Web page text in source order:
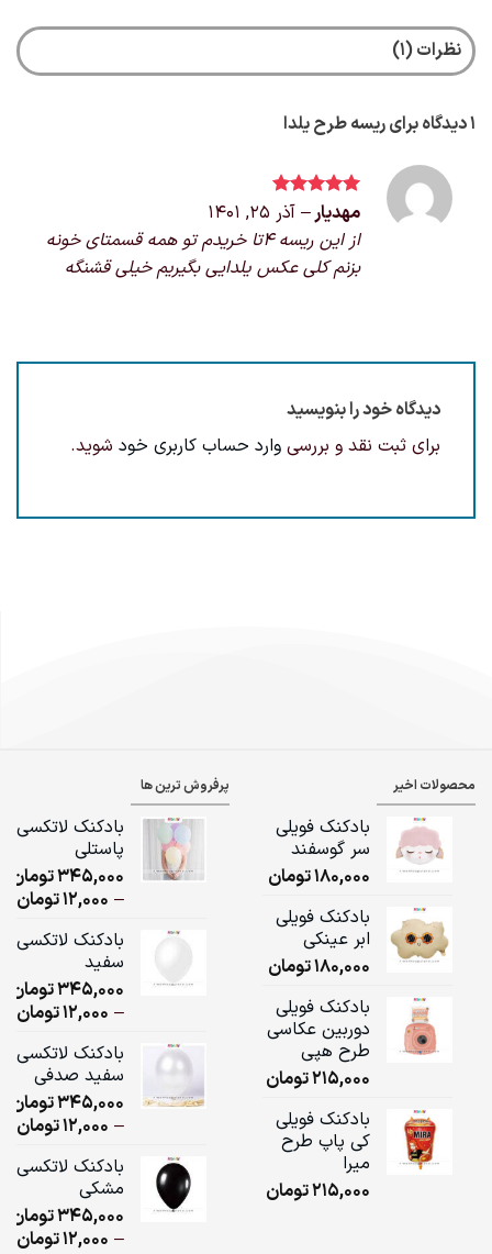
نظرات (1)
1 دیدگاه برای ریسه طرح یلدا
نمره5از مهدیار– آذر 25, 1401
از این ریسه ۴تا خریدم تو همه قسمتای خونه
بزنم کلی عکس یلدایی بگیریم خیلی قشنگه
دیدگاه خود را بنویسید
برای ثبت نقد و بررسی وارد حساب کاربری خود شوید.
محصولات اخیر
بادکنک فویلی
سر گوسفند
180,000تومان
بادکنک فویلی
ابر عینکی
180,000تومان
بادکنک فویلی
دوربین عکاسی
طرح هپی
215,000تومان
بادکنک فویلی
کی پاپ طرح
میرا
215,000تومان
پرفروش ترین ها
بادکنک لاتکسی
پاستلی
345,000تومان
–
12,000تومان
بادکنک لاتکسی
سفید
345,000تومان
–
12,000تومان
بادکنک لاتکسی
سفید صدفی
345,000تومان
–
12,000تومان
بادکنک لاتکسی
مشکی
345,000تومان
–
12,000تومان